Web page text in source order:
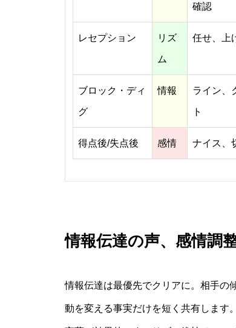
確認
レセプション リズ
ム
任せ、上
ブロック・ディ
グ
情報 ライン、
ト
得点後/失点後 感情 ナイス、
情報伝達の声、感情調
情報伝達は最優先でクリアに。相手の
動を変える事実だけを短く共有します